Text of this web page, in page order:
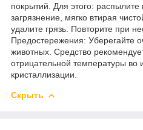
покрытий. Для этого: распылите
загрязнение, мягко втирая
удалите грязь. Повторите при
Предостережения: Уберегайте
животных. Средство
отрицательной температуры во
кристаллизации.
Скрыть